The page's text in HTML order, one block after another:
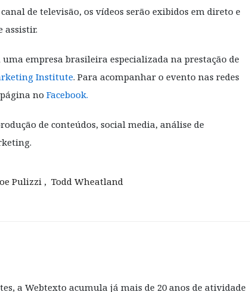
de televisão, os vídeos serão exibidos em direto e
assistir.
uma empresa brasileira especializada na prestação de
Institute. Para acompanhar o evento nas redes
no Facebook.
de conteúdos, social media, análise de
Pulizzi , Todd Wheatland
a Webtexto acumula já mais de 20 anos de atividade